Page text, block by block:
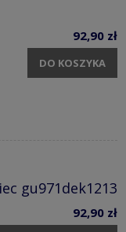
92,90 zł
DO KOSZYKA
gu971dek1213
92,90 zł